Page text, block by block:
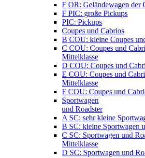
F OR: Geländewagen der
F PIC: große Pickups
PIC: Pickups
Coupes und Cabrios
B COU: kleine Coupes
C COU: Coupes und
Mittelklasse
D COU: Coupes und
E COU: Coupes und
Mittelklasse
F COU: Coupes und
Sportwagen
und Roadster
A SC: sehr kleine
B SC: kleine Sportwagen
C SC: Sportwagen und
Mittelklasse
D SC: Sportwagen und